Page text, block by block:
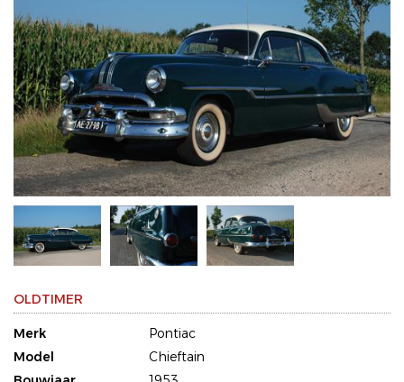
OLDTIMER
Merk
Pontiac
Model
Chieftain